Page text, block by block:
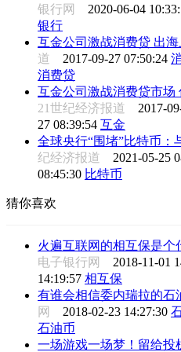
银行网 2020-06-04
银行
互金公司激战消费贷 出
道 2017-09-27 07:50:24
消费贷
互金公司激战消费贷市场
21世纪经济报道 2017-
27 08:39:54 互金
全球央行“围堵”比特币：
纪经济报道 2021-05-25
08:45:30 比特币
猜你喜欢
火遍互联网的相互保是个
电子银行网 2018-11-01
14:19:57 相互保
有谁会相信委内瑞拉的石
网 2018-02-23 14:27:30
石油币
一场游戏一场梦！留给投